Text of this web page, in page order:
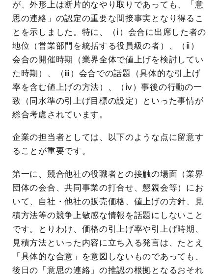
が、外形上は断片的なやり取りであっても、「意
思の連絡」の認定の重要な間接事実となり得るこ
とを示しました。特に、（ⅰ）会合に出席した者の
地位（営業部門を統括する役員級の者）、（ⅱ）
会合の開催時期（業界全体で値上げを検討してい
た時期）、（ⅲ）会合での話題（具体的な引上げ
率を含む値上げの方法）、（ⅳ）事後の行動の一
致（同水準の引上げ目標の設定）といった事情が
総合考慮されています。
企業の担当者としては、以下のような点に留意す
ることが重要です。
第一に、競合他社の役職者との接触の場面（業界
団体の会合、共同事業の打合せ、懇親会等）にお
いて、自社・他社の販売価格、値上げの方針、見
積方法等の競争上敏感な情報を話題にしないこと
です。とりわけ、価格の引上げ率や引上げ時期、
見積方法といった内容に立ち入る発言は、たとえ
「具体的な合意」を意図しないものであっても、
後日の「意思の連絡」の推認の根拠となるおそれ